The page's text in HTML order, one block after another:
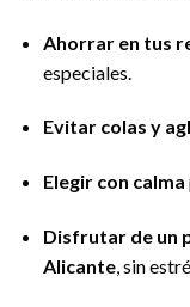
Ahorrar en tus
especiales.
Evitar colas y
Elegir con calma
Disfrutar de un
Alicante, sin